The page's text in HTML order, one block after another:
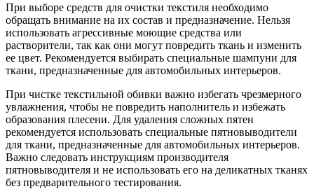
При выборе средств для очистки текстиля необходимо
обращать внимание на их состав и предназначение. Нельзя
использовать агрессивные моющие средства или
растворители, так как они могут повредить ткань и изменить
ее цвет. Рекомендуется выбирать специальные шампуни для
ткани, предназначенные для автомобильных интерьеров.
При чистке текстильной обивки важно избегать чрезмерного
увлажнения, чтобы не повредить наполнитель и избежать
образования плесени. Для удаления сложных пятен
рекомендуется использовать специальные пятновыводители
для ткани, предназначенные для автомобильных интерьеров.
Важно следовать инструкциям производителя
пятновыводителя и не использовать его на деликатных тканях
без предварительного тестирования.